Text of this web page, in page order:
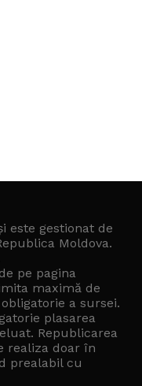
este gestionat de
Moldova.
pe pagina
maximă de
a sursei.
plasarea
Republicarea
realiza doar în
prealabil cu